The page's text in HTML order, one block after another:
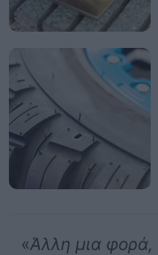
«Άλλη μια φορά,